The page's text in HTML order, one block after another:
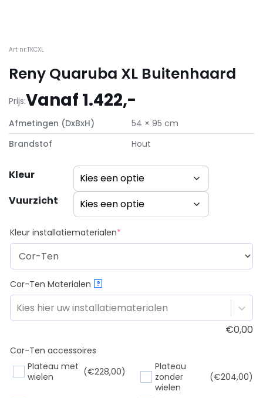
Art nr:TKCXL
Reny Quaruba XL Buitenhaard
Prijs:Vanaf 1.422,-
Afmetingen (DxBxH)
54 × 95 cm
Brandstof
Hout
Kleur
Vuurzicht
Kleur installatiematerialen*
Cor-Ten Materialen ?
Kies hier uw installatiematerialen
€0,00
Cor-Ten accessoires
Plateau met
wielen
(€228,00)
Plateau
zonder
wielen
(€204,00)